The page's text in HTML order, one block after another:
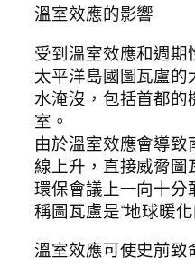
溫室效應的影響
受到溫室效應和週
太平洋島國圖瓦盧
水淹沒，包括首都
室。
由於溫室效應會導
線上升，直接威脅
環保會議上一向十
稱圖瓦盧是“地球暖
溫室效應可使史前致